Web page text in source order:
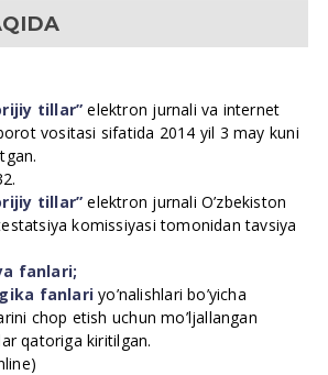
tillar” elektron jurnali va internet
vositasi sifatida 2014 yil 3 may kuni
tillar” elektron jurnali O’zbekiston
komissiyasi tomonidan tavsiya
fanlari;
fanlari yo’nalishlari bo’yicha
chop etish uchun mo’ljallangan
qatoriga kiritilgan.